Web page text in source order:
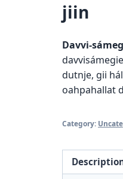
jiin
Davvi-
dutnje, gii
oahpahallat
Category: